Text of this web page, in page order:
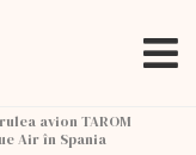
avion TAROM
Air în Spania